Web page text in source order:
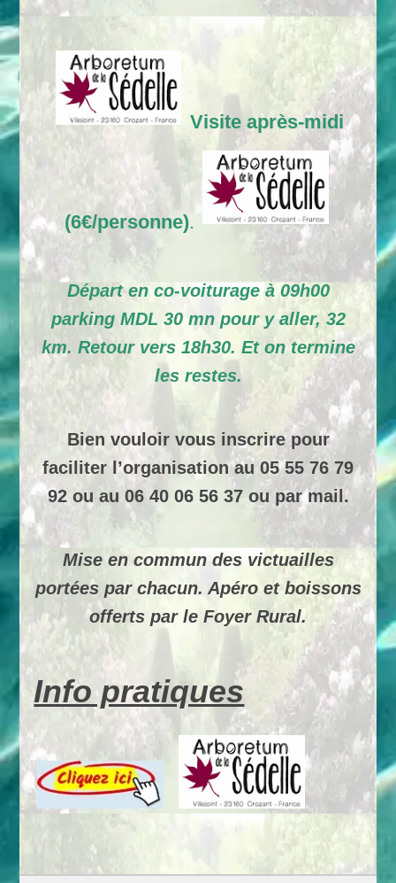
Visite après-midi
(6€/personne).
Départ en co-voiturage à 09h00
parking MDL 30 mn pour y aller, 32
km. Retour vers 18h30. Et on termine
les restes.
Bien vouloir vous inscrire pour
faciliter l’organisation au 05 55 76 79
92 ou au 06 40 06 56 37 ou par mail.
Mise en commun des victuailles
portées par chacun. Apéro et boissons
offerts par le Foyer Rural.
Info pratiques